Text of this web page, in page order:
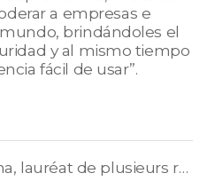
a empresas e
brindándoles el
y al mismo tiempo
fácil de usar”.
Suprema, lauréat de plusieurs récompenses en Europe pour son terminal BioStation 3